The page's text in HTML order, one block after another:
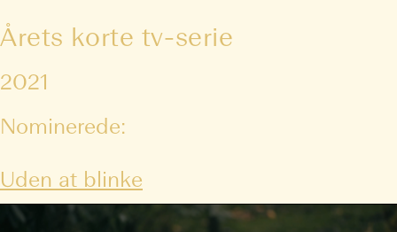
Årets korte tv-serie
2021
Nominerede:
Uden at blinke